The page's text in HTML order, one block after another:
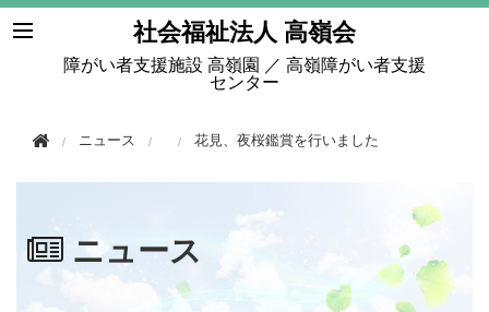
社会福祉法人 高嶺会
障がい者支援施設 高嶺園 ／ 高嶺障がい者支援
センター
ニュース 花見、夜桜鑑賞を行いました
ニュース